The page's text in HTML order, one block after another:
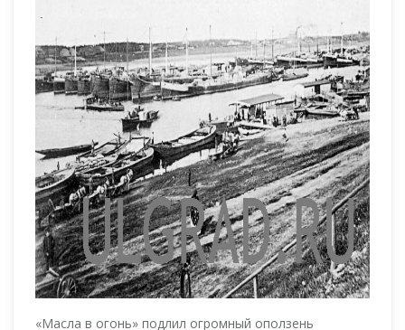
«Масла в огонь» подлил огромный оползень